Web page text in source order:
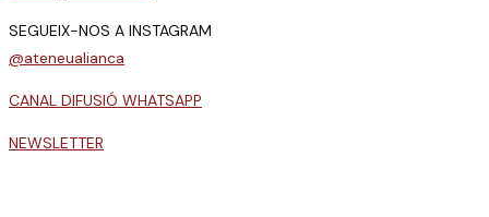
SEGUEIX-NOS A INSTAGRAM
@ateneualianca
CANAL DIFUSIÓ WHATSAPP
NEWSLETTER